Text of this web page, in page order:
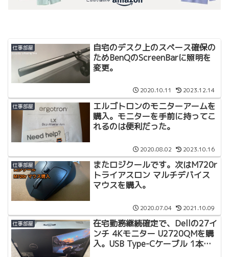
仕事部屋
自宅のデスク上のスペース確保の
ためBenQのScreenBarに照明を
変更。
2020.10.11 2023.12.14
仕事部屋
エルゴトロンのモニターアームを
購入。モニターを手前に持ってこ
れるのは便利だった。
2020.08.02 2023.10.16
仕事部屋
またロジクールです。次はM720r
トライアスロン マルチデバイス
マウスを購入。
2020.07.04 2021.10.09
仕事部屋
在宅勤務継続確定で、Dellの27イ
ンチ 4Kモニター U2720QMを購
入。USB Type-Cケーブル 1本で